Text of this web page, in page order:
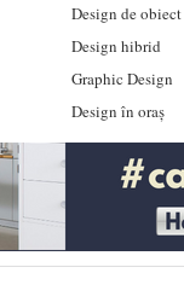
Design de obiect
Design hibrid
Graphic Design
Design în oraș